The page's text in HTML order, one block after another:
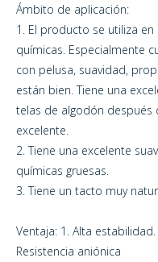
Ámbito de aplicación:
1. El producto se utiliza
químicas. Especialmente
con pelusa, suavidad,
están bien. Tiene una
telas de algodón después
excelente.
2. Tiene una excelente
químicas gruesas.
3. Tiene un tacto muy
Ventaja: 1. Alta
Resistencia aniónica